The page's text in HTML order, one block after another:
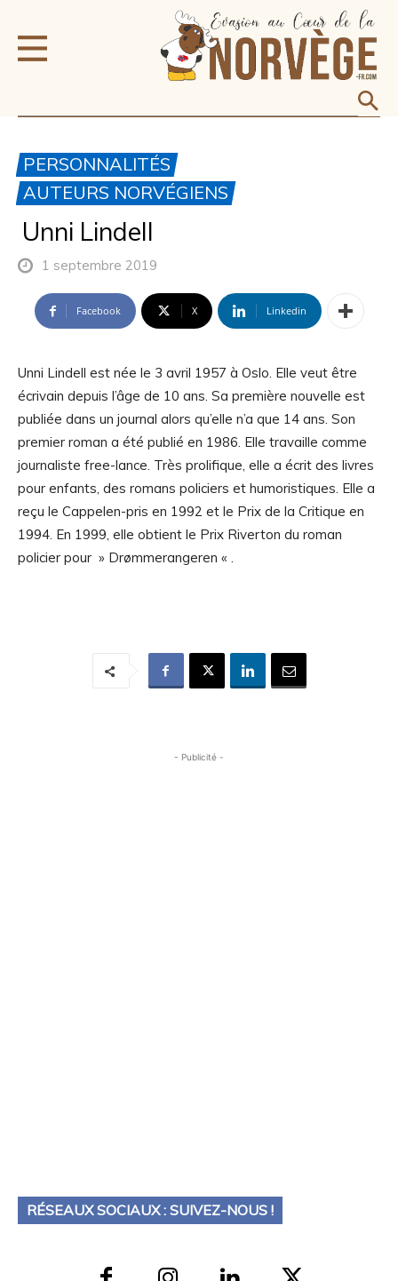
PERSONNALITÉS
AUTEURS NORVÉGIENS
Unni Lindell
1 septembre 2019
Facebook X Linkedin
Unni Lindell est née le 3 avril 1957 à Oslo. Elle veut être
écrivain depuis l’âge de 10 ans. Sa première nouvelle est
publiée dans un journal alors qu’elle n’a que 14 ans. Son
premier roman a été publié en 1986. Elle travaille comme
journaliste free-lance. Très prolifique, elle a écrit des livres
pour enfants, des romans policiers et humoristiques. Elle a
reçu le Cappelen-pris en 1992 et le Prix de la Critique en
1994. En 1999, elle obtient le Prix Riverton du roman
policier pour » Drømmerangeren « .
- Publicité -
RÉSEAUX SOCIAUX : SUIVEZ-NOUS !